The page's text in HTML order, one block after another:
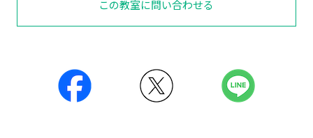
この教室に問い合わせる